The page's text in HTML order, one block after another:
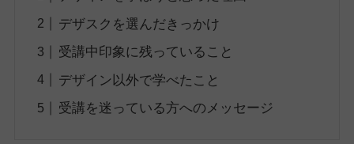
デザスクを選んだきっかけ
受講中印象に残っていること
デザイン以外で学べたこと
受講を迷っている方へのメッセージ